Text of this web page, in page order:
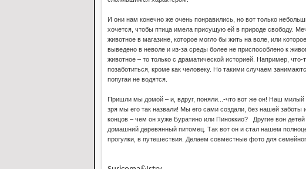
И они нам конечно же очень понравились, но вот только
хочется, чтобы птица имела присущую ей в природе свободу.
животное в магазине, которое могло бы жить на воле, или
выведено в неволе и из-за среды более не приспособлено к
животное – то только с драматической историей. Например,
позаботиться, кроме как человеку. Но такими случаем
попугаи не водятся.
Пришли мы домой – и, вдруг, поняли...-что вот же он! Наш
зря мы его так назвали! Мы его сами создали, без нашей
концов – чем он хуже Буратино или Пиноккио? Другие вон
домашний деревянный питомец. Так вот он и стал нашем
прогулки, в путешествия. Делаем совместные фото для